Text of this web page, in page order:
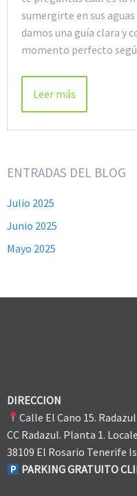
sumergirte en sus
damos una guía clara y
momento perfecto
Leer más
ENTRADAS DEL BLOG
Julio 2025
Junio 2025
Mayo 2025
DIRECCION
Calle El Cano 15.
CC Radazul. Planta 1.
38109 El Rosario Tenerife
PARKING GRATUITO